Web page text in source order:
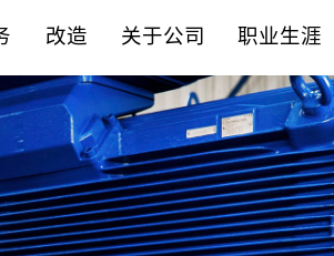
控制系统
机械组件
驱动技术
噪音控制
备件
锐志原厂备件
改造
服务内容
专业解决方案
关于公司
合作伙伴
企业责任
质量承诺
可持续发展
职业生涯
立即申请
主动申请
学徒计划